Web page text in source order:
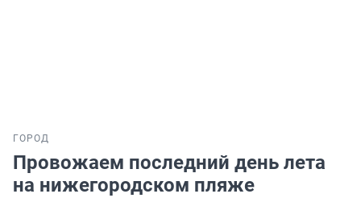
ГОРОД
Провожаем последний день лета
на нижегородском пляже